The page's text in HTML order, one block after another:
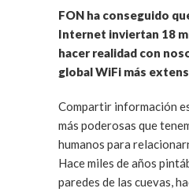
FON ha conseguido
Internet inviertan 18
hacer realidad con
global WiFi más
Compartir información
más poderosas que
humanos para
Hace miles de años
paredes de las cuevas,